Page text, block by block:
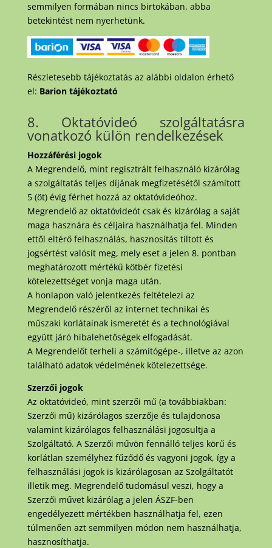
semmilyen formában nincs birtokában, abba
betekintést nem nyerhetünk.
Részletesebb tájékoztatás az alábbi oldalon érhető
el: Barion tájékoztató
8. Oktatóvideó szolgáltatásra
vonatkozó külön rendelkezések
Hozzáférési jogok
A Megrendelő, mint regisztrált felhasználó kizárólag
a szolgáltatás teljes díjának megfizetésétől számított
5 (öt) évig férhet hozzá az oktatóvideóhoz.
Megrendelő az oktatóvideót csak és kizárólag a saját
maga hasznára és céljaira használhatja fel. Minden
ettől eltérő felhasználás, hasznosítás tiltott és
jogsértést valósít meg, mely eset a jelen 8. pontban
meghatározott mértékű kötbér fizetési
kötelezettséget vonja maga után.
A honlapon való jelentkezés feltételezi az
Megrendelő részéről az internet technikai és
műszaki korlátainak ismeretét és a technológiával
együtt járó hibalehetőségek elfogadását.
A Megrendelőt terheli a számítógépe-, illetve az azon
található adatok védelmének kötelezettsége.
Szerzői jogok
Az oktatóvideó, mint szerzői mű (a továbbiakban:
Szerzői mű) kizárólagos szerzője és tulajdonosa
valamint kizárólagos felhasználási jogosultja a
Szolgáltató. A Szerzői művön fennálló teljes körű és
korlátlan személyhez fűződő és vagyoni jogok, így a
felhasználási jogok is kizárólagosan az Szolgáltatót
illetik meg. Megrendelő tudomásul veszi, hogy a
Szerzői művet kizárólag a jelen ÁSZF-ben
engedélyezett mértékben használhatja fel, ezen
túlmenően azt semmilyen módon nem használhatja,
hasznosíthatja.